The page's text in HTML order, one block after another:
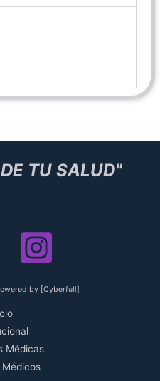
TU SALUD"
by [Cyberfull]
Médicas
Médicos